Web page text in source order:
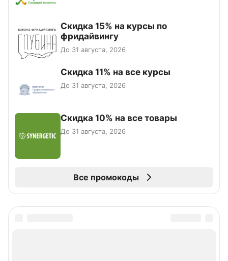
Скидка 15% на курсы по
фридайвингу
До 31 августа, 2026
Скидка 11% на все курсы
До 31 августа, 2026
Скидка 10% на все товары
До 31 августа, 2026
Все промокоды